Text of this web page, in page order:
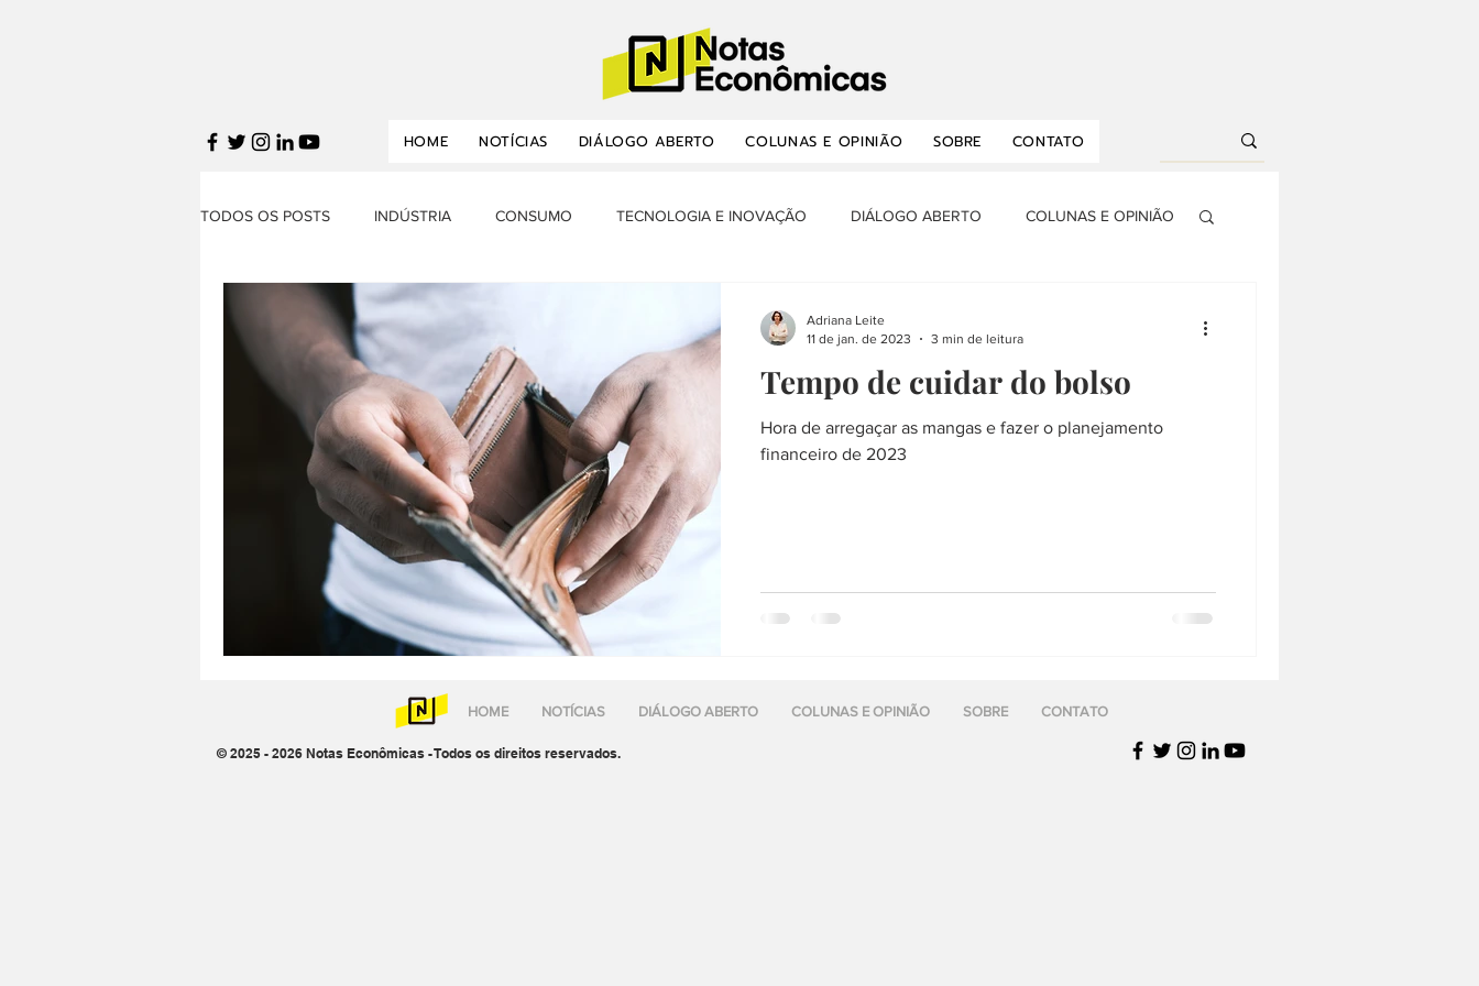
HOME NOTÍCIAS DIÁLOGO ABERTO COLUNAS E OPINIÃO SOBRE CONTATO
TODOS OS POSTS INDÚSTRIA CONSUMO TECNOLOGIA E INOVAÇÃO DIÁLOGO ABERTO COLUNAS E OPINIÃO
FINANÇAS SERVIÇOS
DESTAQUES POLÍTICA ECONÔMICA E BALANÇA MERCADO DE TRABALHO MINHA HISTÓRIA DROPS
Tempo de cuidar do bolso
Hora de arregaçar as mangas e fazer o planejamento
financeiro de 2023
Adriana Leite
11 de jan. de 2023
3 min de leitura
HOME NOTÍCIAS DIÁLOGO ABERTO COLUNAS E OPINIÃO SOBRE CONTATO
© 2025 - 2026 Notas Econômicas - Todos os direitos reservados.